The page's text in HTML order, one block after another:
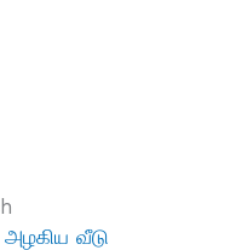
அழகிய வீடு